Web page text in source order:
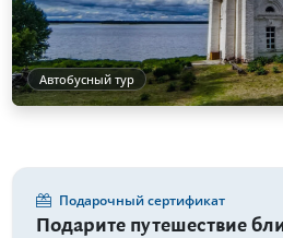
Автобусный тур
Подарочный сертификат
Подарите путешествие